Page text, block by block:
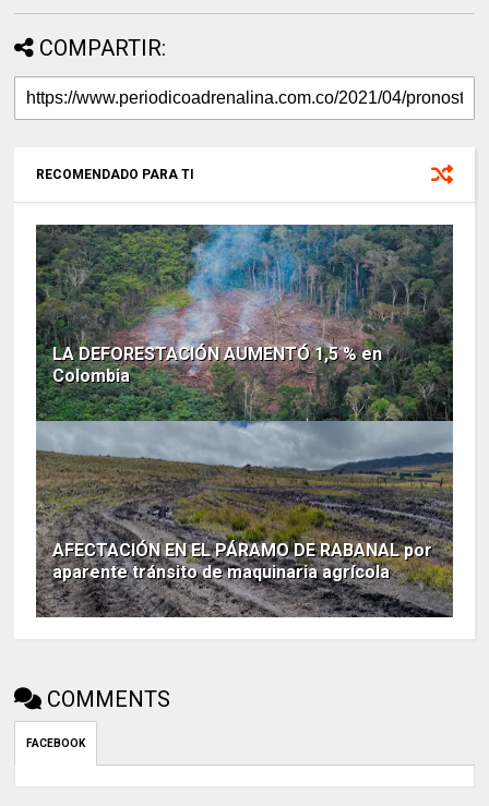
COMPARTIR:
RECOMENDADO PARA TI
LA DEFORESTACIÓN AUMENTÓ 1,5 % en
Colombia
AFECTACIÓN EN EL PÁRAMO DE RABANAL por
aparente tránsito de maquinaria agrícola
COMMENTS
FACEBOOK